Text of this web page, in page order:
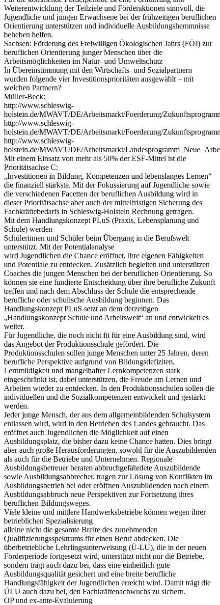
Weiterentwicklung der Teilziele und Förderaktionen sinnvoll, die
Jugendliche und jungen Erwachsene bei der frühzeitigen beruflichen
Orientierung unterstützen und individuelle Ausbildungshemmnisse
beheben helfen.
Sachsen: Förderung des Freiwilligen Ökologischen Jahrs (FÖJ) zur
beruflichen Orientierung junger Menschen über die
Arbeitsmöglichkeiten im Natur- und Umweltschutz
In Übereinstimmung mit den Wirtschafts- und Sozialpartnern
wurden folgende vier Investitionsprioritäten ausgewählt – mit
welchen Partnern?
Müller-Beck:
http://www.schleswig-
holstein.de/MWAVT/DE/Arbeitsmarkt/Foerderung/
http://www.schleswig-
holstein.de/MWAVT/DE/Arbeitsmarkt/Foerderung/
http://www.schleswig-
holstein.de/MWAVT/DE/Arbeitsmarkt/
Mit einem Einsatz von mehr als 50% der ESF-Mittel ist die
Prioritätsachse C:
„Investitionen in Bildung, Kompetenzen und lebenslanges Lernen“
die finanziell stärkste. Mit der Fokussierung auf Jugendliche sowie
die verschiedenen Facetten der beruflichen Ausbildung wird in
dieser Prioritätsachse aber auch der mittelfristigen Sicherung des
Fachkräftebedarfs in Schleswig-Holstein Rechnung getragen.
Mit dem Handlungskonzept PLuS (Praxis, Lebensplanung und
Schule) werden
Schülerinnen und Schüler beim Übergang in die Berufswelt
unterstützt. Mit der Potentialanalyse
wird Jugendlichen die Chance eröffnet, ihre eigenen Fähigkeiten
und Potentiale zu entdecken. Zusätzlich begleiten und unterstützen
Coaches die jungen Menschen bei der beruflichen Orientierung. So
können sie eine fundierte Entscheidung über ihre berufliche Zukunft
treffen und nach dem Abschluss der Schule die entsprechende
berufliche oder schulische Ausbildung beginnen. Das
Handlungskonzept PLuS setzt an dem derzeitigen
„Handlungskonzept Schule und Arbeitswelt“ an und entwickelt es
weiter.
Für Jugendliche, die noch nicht fit für eine Ausbildung sind, wird
das Angebot der Produktionsschule gefördert. Die
Produktionsschulen sollen junge Menschen unter 25 Jahren, deren
berufliche Perspektive aufgrund von Bildungsdefiziten,
Lernmüdigkeit und mangelhafter Lernkompetenzen stark
eingeschränkt ist, dabei unterstützen, die Freude am Lernen und
Arbeiten wieder zu entdecken. In den Produktionsschulen sollen die
individuellen und die Sozialkompetenzen entwickelt und gestärkt
werden.
Jeder junge Mensch, der aus dem allgemeinbildenden Schulsystem
entlassen wird, wird in den Betrieben des Landes gebraucht. Das
eröffnet auch Jugendlichen die Möglichkeit auf einen
Ausbildungsplatz, die bisher dazu keine Chance hatten. Dies bringt
aber auch große Herausforderungen, sowohl für die Auszubildenden
als auch für die Betriebe und Unternehmen. Regionale
Ausbildungsbetreuer beraten abbruchgefährdete Auszubildende
sowie Ausbildungsabbrecher, tragen zur Lösung von Konflikten im
Ausbildungsbetrieb bei oder eröffnen Auszubildenden nach einem
Ausbildungsabbruch neue Perspektiven zur Fortsetzung ihres
beruflichen BiIdungsweges.
Viele kleine und mittlere Handwerksbetriebe können wegen ihrer
betrieblichen Spezialisierung
alleine nicht die gesamte Breite des zunehmenden
Qualifizierungsspektrums für einen Beruf abdecken. Die
überbetriebliche Lehrlingsunterweisung (Ü-LU), die in der neuen
Förderperiode fortgesetzt wird, unterstützt nicht nur die Betriebe,
sondern trägt auch dazu bei, dass eine einheitlich gute
Ausbildungsqualität gesichert und eine breite berufliche
Handlungsfähigkeit der Jugendlichen erreicht wird. Damit trägt die
ÜLU auch dazu bei, den Fachkräftenachwuchs zu sichern.
OP und ex-ante-Evaluierung